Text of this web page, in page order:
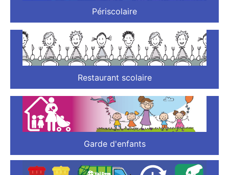
Périscolaire
Restaurant scolaire
Garde d'enfants